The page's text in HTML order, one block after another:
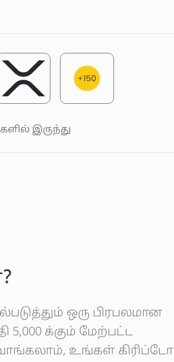
இருந்து
ஒரு பிரபலமான
5,000 க்கும் மேற்பட்ட
உங்கள் கிரிப்டோ